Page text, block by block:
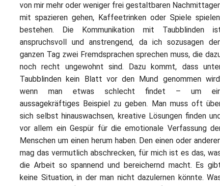
von mir mehr oder weniger frei gestaltbaren
mit spazieren gehen, Kaffeetrinken oder Spiele
bestehen. Die Kommunikation mit Taubblinden
anspruchsvoll und anstrengend, da ich sozusagen
ganzen Tag zwei Fremdsprachen sprechen muss, die
noch recht ungewohnt sind. Dazu kommt, dass
Taubblinden kein Blatt vor den Mund genommen
wenn man etwas schlecht findet – um
aussagekräftiges Beispiel zu geben. Man muss oft
sich selbst hinauswachsen, kreative Lösungen finden
vor allem ein Gespür für die emotionale Verfassung
Menschen um einen herum haben. Den einen oder
mag das vermutlich abschrecken, für mich ist es das,
die Arbeit so spannend und bereichernd macht. Es
keine Situation, in der man nicht dazulernen könnte.